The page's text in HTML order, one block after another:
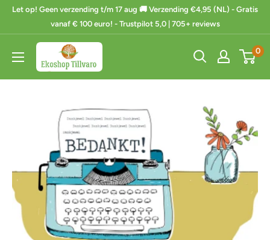
inhoud
Let op! Geen verzending t/m 17 aug 🚚 Verzending €4,95 (NL) - Gratis
vanaf € 100 euro! - Trustpilot 5,0 | 705+ reviews
Ekoshop
Tillvaro
0